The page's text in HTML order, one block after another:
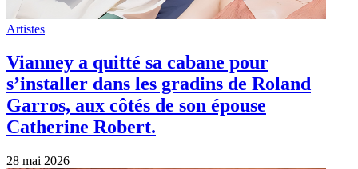
Artistes
Vianney a quitté sa cabane pour
s’installer dans les gradins de Roland
Garros, aux côtés de son épouse
Catherine Robert.
28 mai 2026